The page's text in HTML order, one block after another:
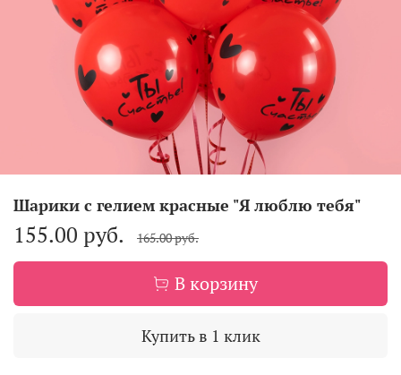
Шарики с гелием красные "Я люблю тебя"
155.00 руб. 165.00 руб.
В корзину
Купить в 1 клик